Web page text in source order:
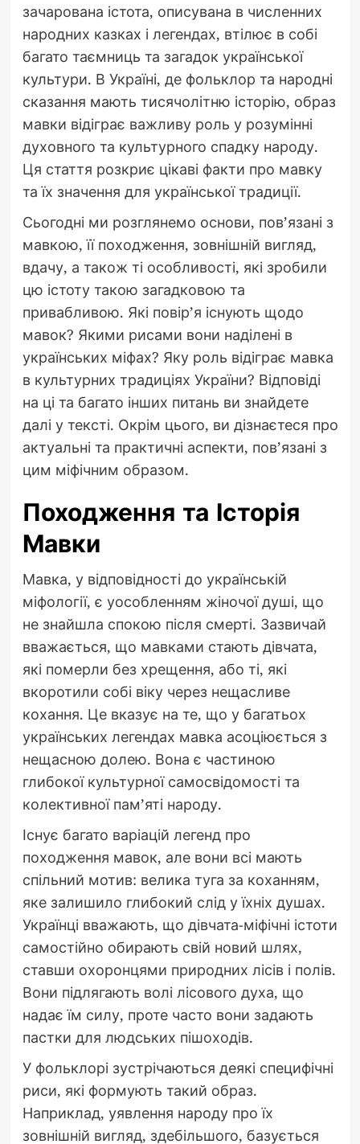
зачарована істота, описувана в численних
народних казках і легендах, втілює в собі
багато таємниць та загадок української
культури. В Україні, де фольклор та народні
сказання мають тисячолітню історію, образ
мавки відіграє важливу роль у розумінні
духовного та культурного спадку народу.
Ця стаття розкриє цікаві факти про мавку
та їх значення для української традиції.
Сьогодні ми розглянемо основи, пов’язані з
мавкою, її походження, зовнішній вигляд,
вдачу, а також ті особливості, які зробили
цю істоту такою загадковою та
привабливою. Які повір’я існують щодо
мавок? Якими рисами вони наділені в
українських міфах? Яку роль відіграє мавка
в культурних традиціях України? Відповіді
на ці та багато інших питань ви знайдете
далі у тексті. Окрім цього, ви дізнаєтеся про
актуальні та практичні аспекти, пов’язані з
цим міфічним образом.
Походження та Історія
Мавки
Мавка, у відповідності до українській
міфології, є уособленням жіночої душі, що
не знайшла спокою після смерті. Зазвичай
вважається, що мавками стають дівчата,
які померли без хрещення, або ті, які
вкоротили собі віку через нещасливе
кохання. Це вказує на те, що у багатьох
українських легендах мавка асоціюється з
нещасною долею. Вона є частиною
глибокої культурної самосвідомості та
колективної пам’яті народу.
Існує багато варіацій легенд про
походження мавок, але вони всі мають
спільний мотив: велика туга за коханням,
яке залишило глибокий слід у їхніх душах.
Українці вважають, що дівчата-міфічні істоти
самостійно обирають свій новий шлях,
ставши охоронцями природних лісів і полів.
Вони підлягають волі лісового духа, що
надає їм силу, проте часто вони задають
пастки для людських пішоходів.
У фольклорі зустрічаються деякі специфічні
риси, які формують такий образ.
Наприклад, уявлення народу про їх
зовнішній вигляд, здебільшого, базується